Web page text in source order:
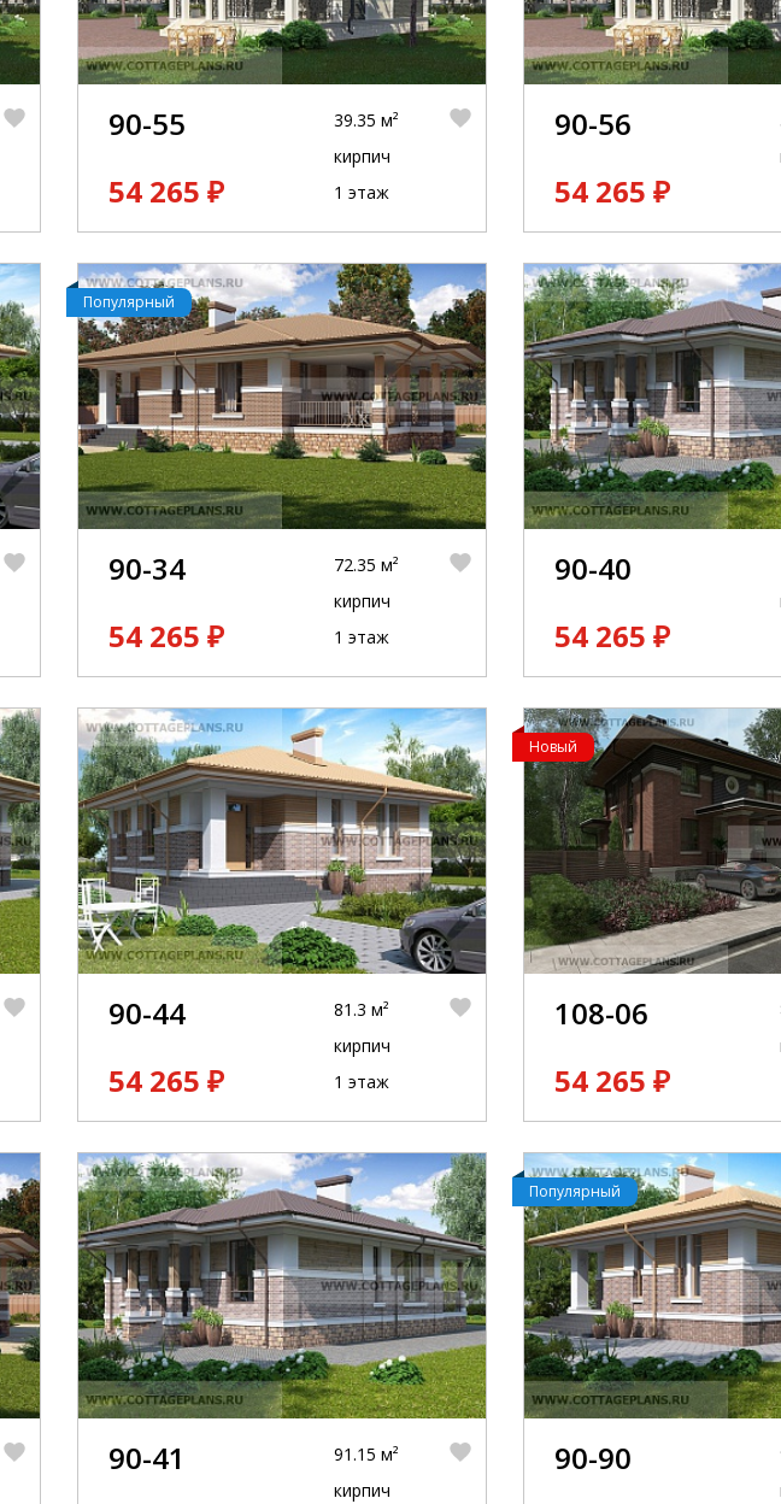
90-55
54 265 ₽
39.35 м²
кирпич
1 этаж
90-56
54 265 ₽
Популярный
90-34
54 265 ₽
72.35 м²
кирпич
1 этаж
90-40
54 265 ₽
90-44
54 265 ₽
81.3 м²
кирпич
1 этаж
Новый
108-06
54 265 ₽
90-41
91.15 м²
кирпич
Популярный
90-90